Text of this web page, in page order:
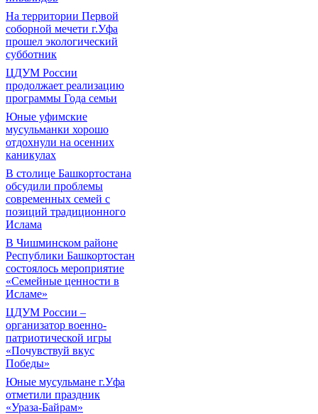
На территории Первой
соборной мечети г.Уфа
прошел экологический
субботник
ЦДУМ России
продолжает реализацию
программы Года семьи
Юные уфимские
мусульманки хорошо
отдохнули на осенних
каникулах
В столице Башкортостана
обсудили проблемы
современных семей с
позиций традиционного
Ислама
В Чишминском районе
Республики Башкортостан
состоялось мероприятие
«Семейные ценности в
Исламе»
ЦДУМ России –
организатор военно-
патриотической игры
«Почувствуй вкус
Победы»
Юные мусульмане г.Уфа
отметили праздник
«Ураза-Байрам»